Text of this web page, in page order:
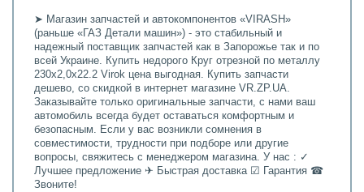
➤ Магазин запчастей и автокомпонентов «VIRASH»
(раньше «ГАЗ Детали машин») - это стабильный и
надежный поставщик запчастей как в Запорожье так и по
всей Украине. Купить недорого Круг отрезной по металлу
230х2,0х22.2 Virok цена выгодная. Купить запчасти
дешево, со скидкой в интернет магазине VR.ZP.UA.
Заказывайте только оригинальные запчасти, с нами ваш
автомобиль всегда будет оставаться комфортным и
безопасным. Если у вас возникли сомнения в
совместимости, трудности при подборе или другие
вопросы, свяжитесь с менеджером магазина. У нас : ✓
Лучшее предложение ✈ Быстрая доставка ☑ Гарантия ☎
Звоните!